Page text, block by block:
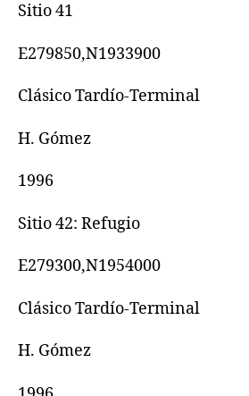
Sitio 41
E279850,N1933900
Clásico Tardío-Terminal
H. Gómez
1996
Sitio 42: Refugio
E279300,N1954000
Clásico Tardío-Terminal
H. Gómez